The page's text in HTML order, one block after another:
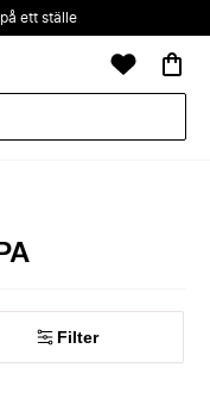
ett ställe
Filter